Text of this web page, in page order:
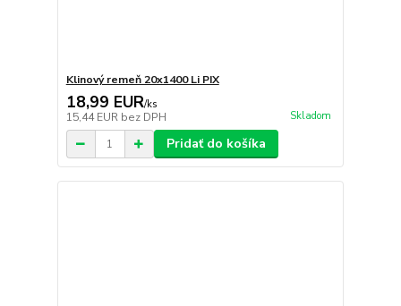
Klinový remeň 20x1400 Li PIX
18,99 EUR/ks
15,44 EUR bez DPH Skladom
Pridať do košíka